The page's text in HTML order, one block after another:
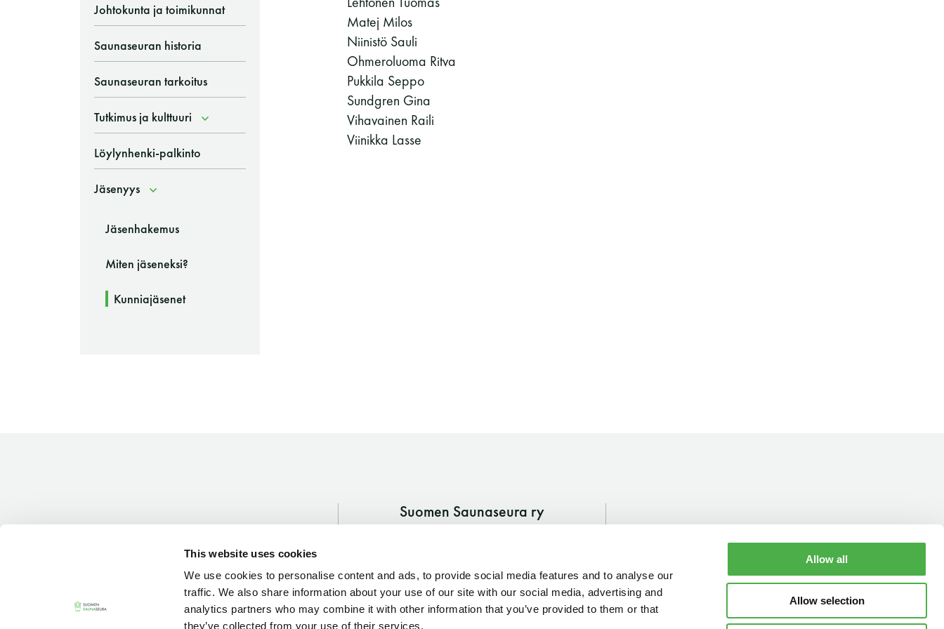
This website uses cookies
We use cookies to personalise content and ads, to provide social media features and to analyse our
traffic. We also share information about your use of our site with our social media, advertising and
analytics partners who may combine it with other information that you’ve provided to them or that
they’ve collected from your use of their services.
Allow all
Allow selection
Jäsenen lapsi 7-18 v.
Lapsi alle 7 v.
11 saunomiskerran kortti
3kk kortti - M / N
Vaskiniementie 10, 00200 Helsinki
Kahvio/kassa 050 372 4167
(saunojen aukioloaikana)
Y-tunnus: 0116872-9
Tietosuojaseloste
Johtokunta ja toimikunnat
Saunaseuran historia
Saunaseuran tarkoitus
Tutkimus ja kulttuuri
Löylynhenki-palkinto
Jäsenyys
Jäsenhakemus
Miten jäseneksi?
Kunniajäsenet
Matej Milos
Niinistö Sauli
Ohmeroluoma Ritva
Pukkila Seppo
Sundgren Gina
Vihavainen Raili
Viinikka Lasse
Suomen Saunaseura ry
(saunojen aukioloaikana)
Y-tunnus: 0116872-9
AUKIOLOAJAT